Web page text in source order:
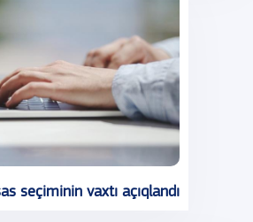
seçiminin vaxtı açıqlandı